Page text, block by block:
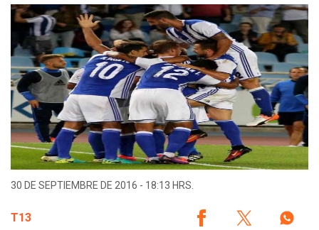
30 DE SEPTIEMBRE DE 2016 - 18:13 HRS.
T13